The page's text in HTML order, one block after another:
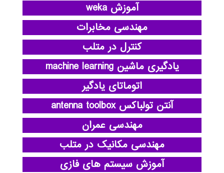
آموزش weka
مهندسی مخابرات
کنترل در متلب
یادگیری ماشین machine learning
اتوماتای یادگیر
آنتن تولباکس antenna toolbox
مهندسی عمران
مهندسی مکانیک در متلب
آموزش سیستم های فازی